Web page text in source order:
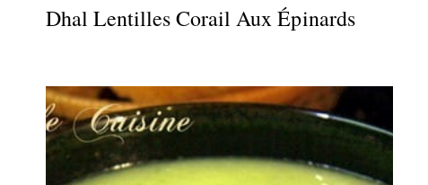
Dhal Lentilles Corail Aux Épinards